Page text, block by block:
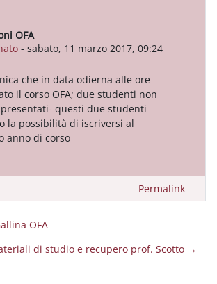
OFA
- sabato, 11 marzo 2017, 09:24
0
che in data odierna alle ore
il corso OFA; due studenti non
questi due studenti
la possibilità di iscriversi al
anno di corso
Permalink
OFA
di studio e recupero prof. Scotto →